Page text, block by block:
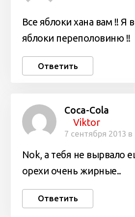
Все яблоки хана вам !! Я
яблоки переполовиню !!
Ответить
Coca-Cola
Viktor
7 сентября 2013 в
Nok, а тебя не вырвало
орехи очень жирные..
Ответить